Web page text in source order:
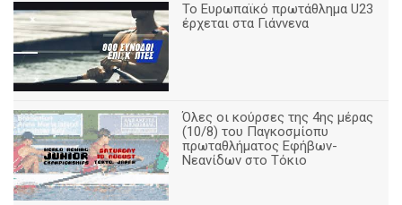
To Ευρωπαϊκό πρωτάθλημα U23
έρχεται στα Γιάννενα
Όλες οι κούρσες της 4ης μέρας
(10/8) του Παγκοσμίοπυ
πρωταθλήματος Εφήβων-
Νεανίδων στο Τόκιο